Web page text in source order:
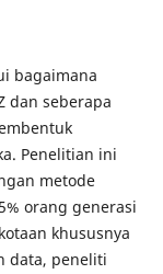
bagaimana
dan seberapa
Penelitian ini
metode
orang generasi
khususnya
data, peneliti